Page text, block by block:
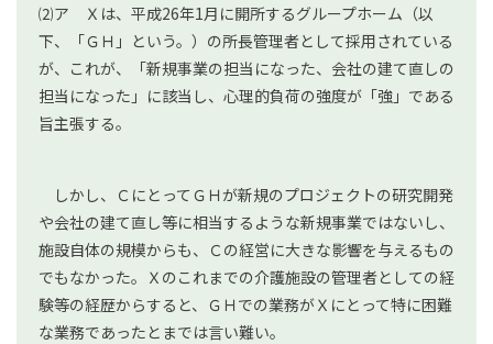
⑵ア Ｘは、平成26年1月に開所するグループホーム（以
下、「ＧＨ」という。）の所長管理者として採用されている
が、これが、「新規事業の担当になった、会社の建て直しの
担当になった」に該当し、心理的負荷の強度が「強」である
旨主張する。
しかし、ＣにとってＧＨが新規のプロジェクトの研究開発
や会社の建て直し等に相当するような新規事業ではないし、
施設自体の規模からも、Ｃの経営に大きな影響を与えるもの
でもなかった。Ｘのこれまでの介護施設の管理者としての経
験等の経歴からすると、ＧＨでの業務がＸにとって特に困難
な業務であったとまでは言い難い。